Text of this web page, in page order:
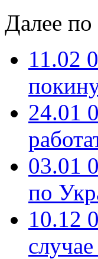
Далее по
11.02
24.01
03.01
по
10.12